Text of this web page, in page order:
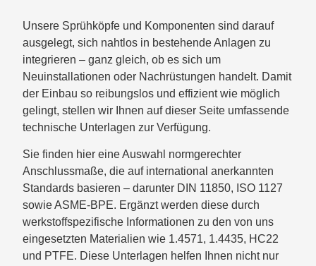
Unsere Sprühköpfe und Komponenten sind darauf
ausgelegt, sich nahtlos in bestehende Anlagen zu
integrieren – ganz gleich, ob es sich um
Neuinstallationen oder Nachrüstungen handelt. Damit
der Einbau so reibungslos und effizient wie möglich
gelingt, stellen wir Ihnen auf dieser Seite umfassende
technische Unterlagen zur Verfügung.
Sie finden hier eine Auswahl normgerechter
Anschlussmaße, die auf international anerkannten
Standards basieren – darunter DIN 11850, ISO 1127
sowie ASME-BPE. Ergänzt werden diese durch
werkstoffspezifische Informationen zu den von uns
eingesetzten Materialien wie 1.4571, 1.4435, HC22
und PTFE. Diese Unterlagen helfen Ihnen nicht nur